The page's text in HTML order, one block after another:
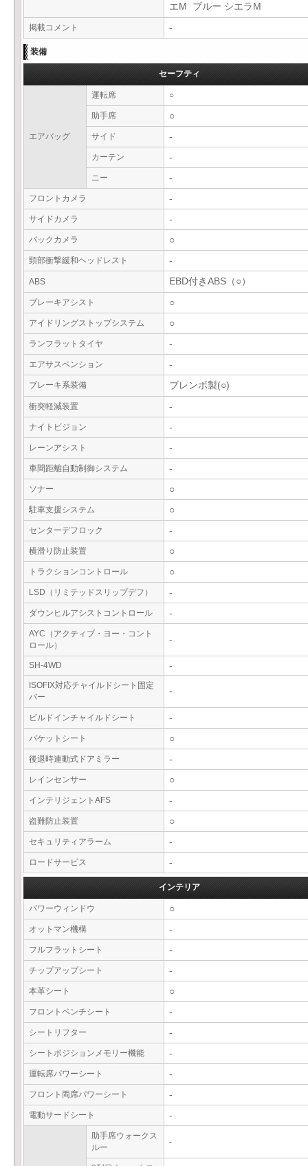
エM ブルー シエラM
掲載コメント -
装備
セーフティ
エアバッグ
運転席 ○
助手席 ○
サイド -
カーテン -
ニー -
フロントカメラ -
サイドカメラ -
バックカメラ ○
頸部衝撃緩和ヘッドレスト -
ABS EBD付きABS（○）
ブレーキアシスト ○
アイドリングストップシステム ○
ランフラットタイヤ -
エアサスペンション -
ブレーキ系装備 ブレンボ製(○)
衝突軽減装置 -
ナイトビジョン -
レーンアシスト -
車間距離自動制御システム -
ソナー ○
駐車支援システム ○
センターデフロック -
横滑り防止装置 ○
トラクションコントロール ○
LSD（リミテッドスリップデフ） -
ダウンヒルアシストコントロール -
AYC（アクティブ・ヨー・コント
ロール）
-
SH-4WD -
ISOFIX対応チャイルドシート固定
バー
-
ビルドインチャイルドシート -
バケットシート ○
後退時連動式ドアミラー -
レインセンサー ○
インテリジェントAFS -
盗難防止装置 ○
セキュリティアラーム -
ロードサービス -
インテリア
パワーウィンドウ ○
オットマン機構 -
フルフラットシート -
チップアップシート -
本革シート ○
フロントベンチシート -
シートリフター -
シートポジションメモリー機能 -
運転席パワーシート -
フロント両席パワーシート -
電動サードシート -
助手席ウォークス
ルー
-